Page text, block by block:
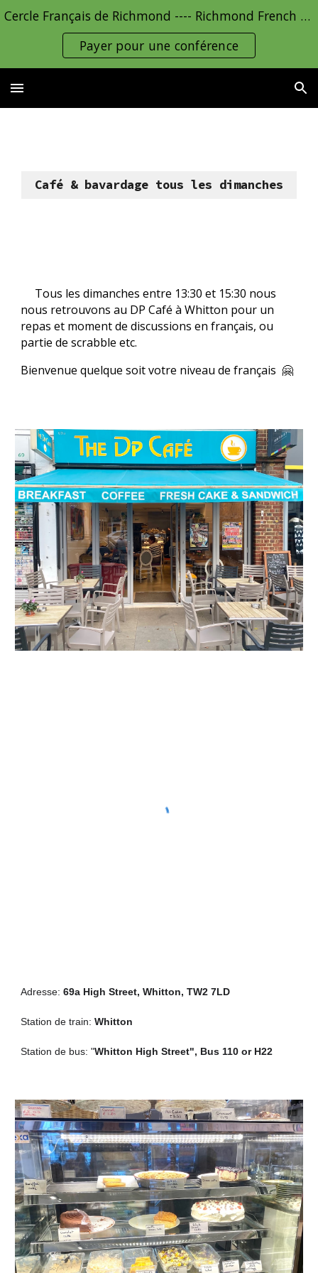
Skip to main content
Cercle Français de Richmond ---- Richmond French Circle
Payer pour une conférence
Café & bavardage tous les dimanches
Tous les dimanches entre 13:30 et 15:30 nous
nous retrouvons au DP Café à Whitton pour un
repas et moment de discussions en français, ou
partie de scrabble etc.
Bienvenue quelque soit votre niveau de français 🤗
Adresse:69a High Street, Whitton, TW2 7LD
Station de train:Whitton
Station de bus: "Whitton High Street", Bus 110 or H22